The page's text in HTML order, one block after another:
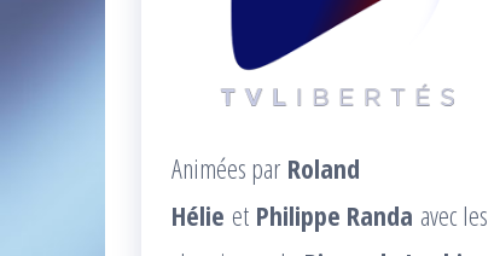
Animées par Roland
Hélie et Philippe Randa avec les